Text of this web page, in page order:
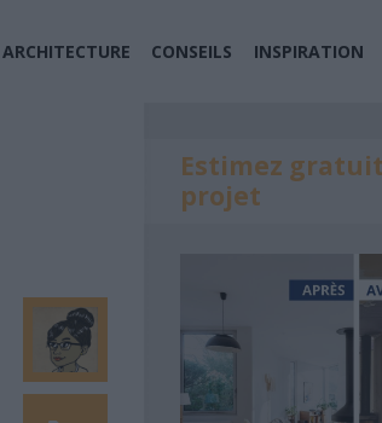
ARCHITECTURE CONSEILS INSPIRATION
Estimez
projet